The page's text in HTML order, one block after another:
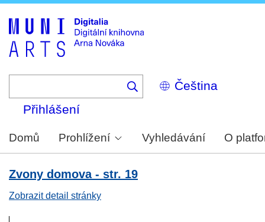
Select
your
Přihlášení
Domů Prohlížení Vyhledávání O
Zvony domova - str. 19
Zobrazit detail stránky